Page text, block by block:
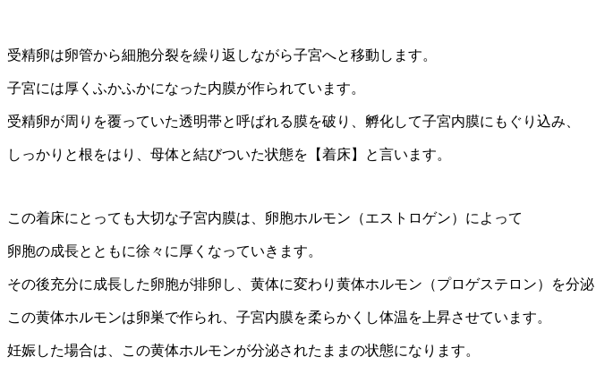
受精卵は卵管から細胞分裂を繰り返しながら子宮へと移動します。
子宮には厚くふかふかになった内膜が作られています。
受精卵が周りを覆っていた透明帯と呼ばれる膜を破り、孵化して子宮内膜にもぐり込み、
しっかりと根をはり、母体と結びついた状態を【着床】と言います。
この着床にとっても大切な子宮内膜は、卵胞ホルモン（エストロゲン）によって
卵胞の成長とともに徐々に厚くなっていきます。
その後充分に成長した卵胞が排卵し、黄体に変わり黄体ホルモン（プロゲステロン）を分泌
この黄体ホルモンは卵巣で作られ、子宮内膜を柔らかくし体温を上昇させています。
妊娠した場合は、この黄体ホルモンが分泌されたままの状態になります。